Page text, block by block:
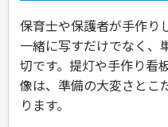
保育士や保護者が手作り
一緒に写すだけでなく、
切です。提灯や手作り看
像は、準備の大変さとこ
ります。